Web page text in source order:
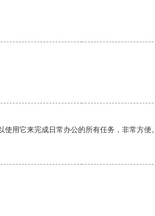
用它来完成日常办公的所有任务，非常方便。